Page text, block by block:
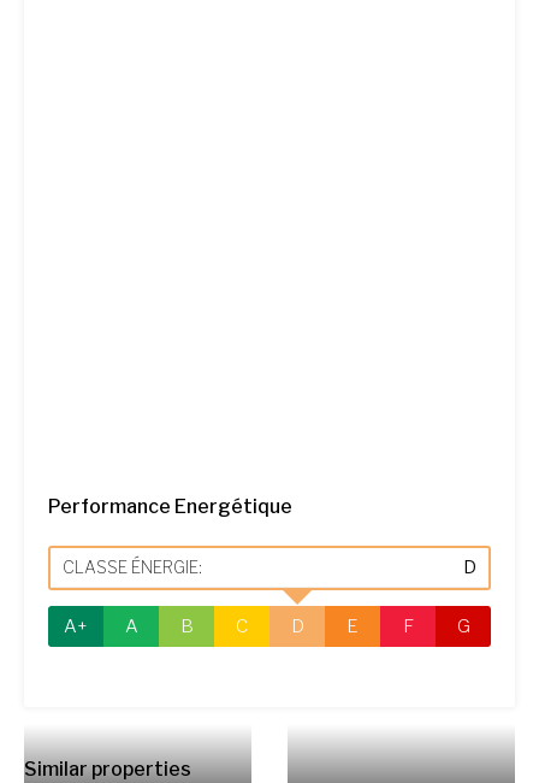
Performance Energétique
CLASSE ÉNERGIE: D
A+ A B C D E F G
Similar properties